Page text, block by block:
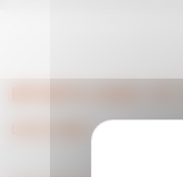
Lire la suite »